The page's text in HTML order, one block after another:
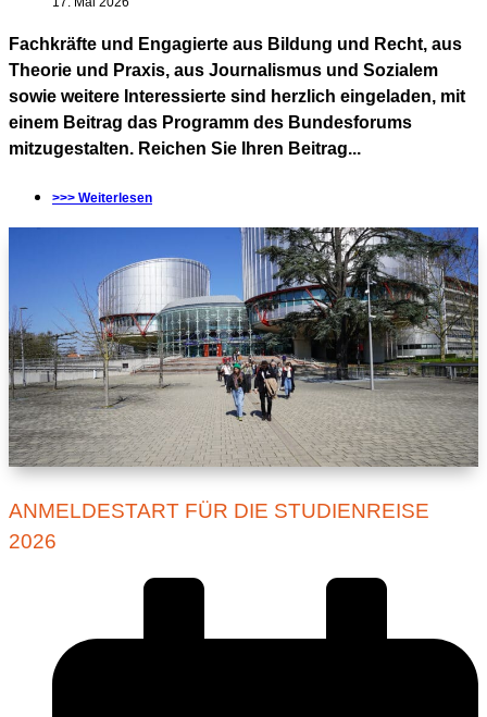
Fachkräfte und Engagierte aus Bildung und Recht, aus
Theorie und Praxis, aus Journalismus und Sozialem
sowie weitere Interessierte sind herzlich eingeladen, mit
einem Beitrag das Programm des Bundesforums
mitzugestalten. Reichen Sie Ihren Beitrag...
>>> Weiterlesen
ANMELDESTART FÜR DIE STUDIENREISE
2026